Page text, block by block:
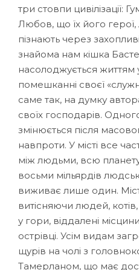
три стовпи цивілізації:
Любов, що їх його
пізнають через
знайома нам кішка
насолоджується життям
помешканні своєї
саме так, на думку
своїх господарів.
змінюється після
навпроти. У місті все
між людьми, всю
восьми мільярдів
виживає лише один.
витісняючи людей,
у гори, віддалені
острівці. Усім видам
щурів на чолі з
Тамерланом, що має